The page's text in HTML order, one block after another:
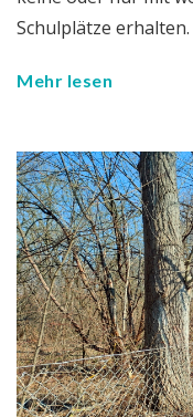
Schulplätze
Mehr lesen